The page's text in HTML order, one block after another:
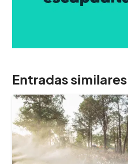
Entradas similares
09/02/2024
¿Cuántas horas dura
y cuál es…